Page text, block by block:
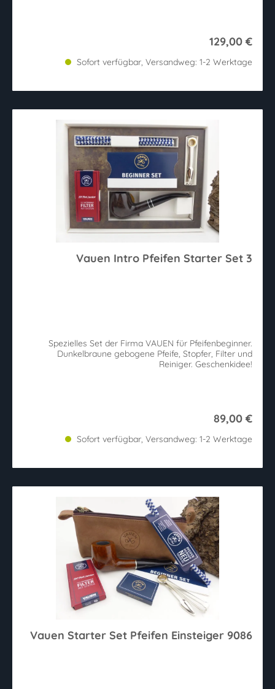
129,00 €
Sofort verfügbar, Versandweg: 1-2 Werktage
Vauen Intro Pfeifen Starter Set 3
Spezielles Set der Firma VAUEN für Pfeifenbeginner.
Dunkelbraune gebogene Pfeife, Stopfer, Filter und
Reiniger. Geschenkidee!
89,00 €
Sofort verfügbar, Versandweg: 1-2 Werktage
Vauen Starter Set Pfeifen Einsteiger 9086